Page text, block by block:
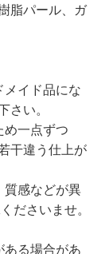
脂パール、ガ
メイド品にな
さい。
め一点ずつ
干違う仕上が
質感などが異
ださいませ。
ある場合があ